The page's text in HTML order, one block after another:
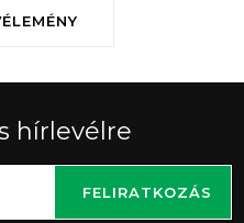
hírlevélre
FELIRATKOZÁS